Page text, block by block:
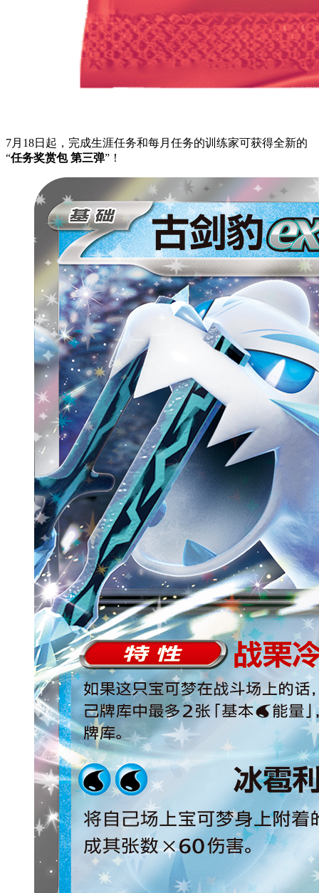
7月18日起，完成生涯任务和每月任务的训练家可获得全新的
“任务奖赏包 第三弹”！